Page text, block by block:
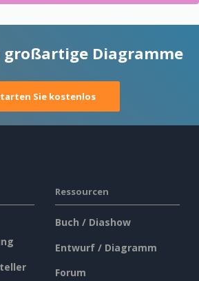
großartige Diagramme
Sie kostenlos
Ressourcen
Buch / Diashow
Entwurf / Diagramm
Forum